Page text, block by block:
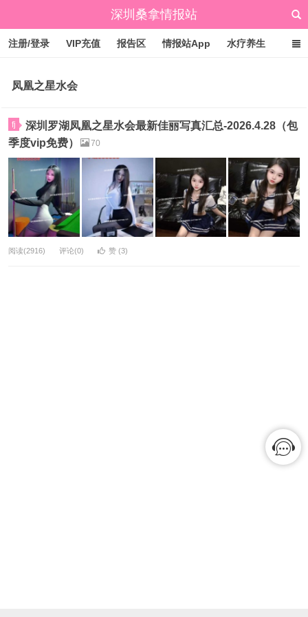
深圳桑拿情报站
注册/登录 VIP充值 报告区 情报站App 水疗养生
凤凰之星水会
fj
深圳罗湖凤凰之星水会最新佳丽写真汇总-2026.4.28（包
季度vip免费）
70
阅读(2916) 评论(0) 赞 (3)